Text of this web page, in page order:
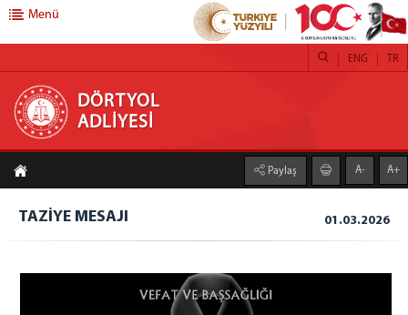
DÖRTYOL ADLİYESİ
Adliyemiz
Yıllık Faaliyet Raporları
Adli Yardım Başvuru Formu
Menü
DÖRTYOL
ADLİYESİ
TR
ENG
Paylaş A- A+
TAZİYE MESAJI 01.03.2026